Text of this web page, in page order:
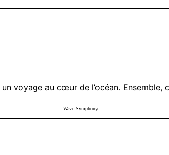
Wave Symphony